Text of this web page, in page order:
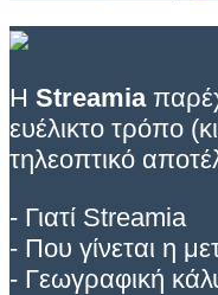
Η Streamia
ευέλικτο τρόπο
τηλεοπτικό
- Γιατί Streamia
- Που γίνεται η
- Γεωγραφική